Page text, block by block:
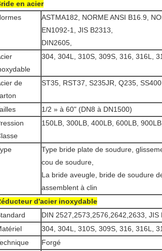
en acier
ASTMA182, NORME ANSI B16.9,
EN1092-1, JIS B2313,
DIN2605,
304, 304L, 310S, 309S, 316, 316L,
de
ST35, RST37, S235JR, Q235, SS400
1/2 » à 60" (DN8 à DN1500)
150LB, 300LB, 400LB, 600LB,
Type bride plate de soudure,
cou de soudure,
La bride aveugle, bride de soudure
assemblent à clin
d'acier inoxydable
DIN 2527,2573,2576,2642,2633, JIS
304, 304L, 310S, 309S, 316, 316L,
Forgé